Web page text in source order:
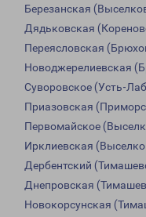
Березанская
Дядьковская
Переясловская
Новоджерелиевская
Суворовское (Усть-
Приазовская
Первомайское
Ирклиевская
Дербентский
Днепровская
Новокорсунская